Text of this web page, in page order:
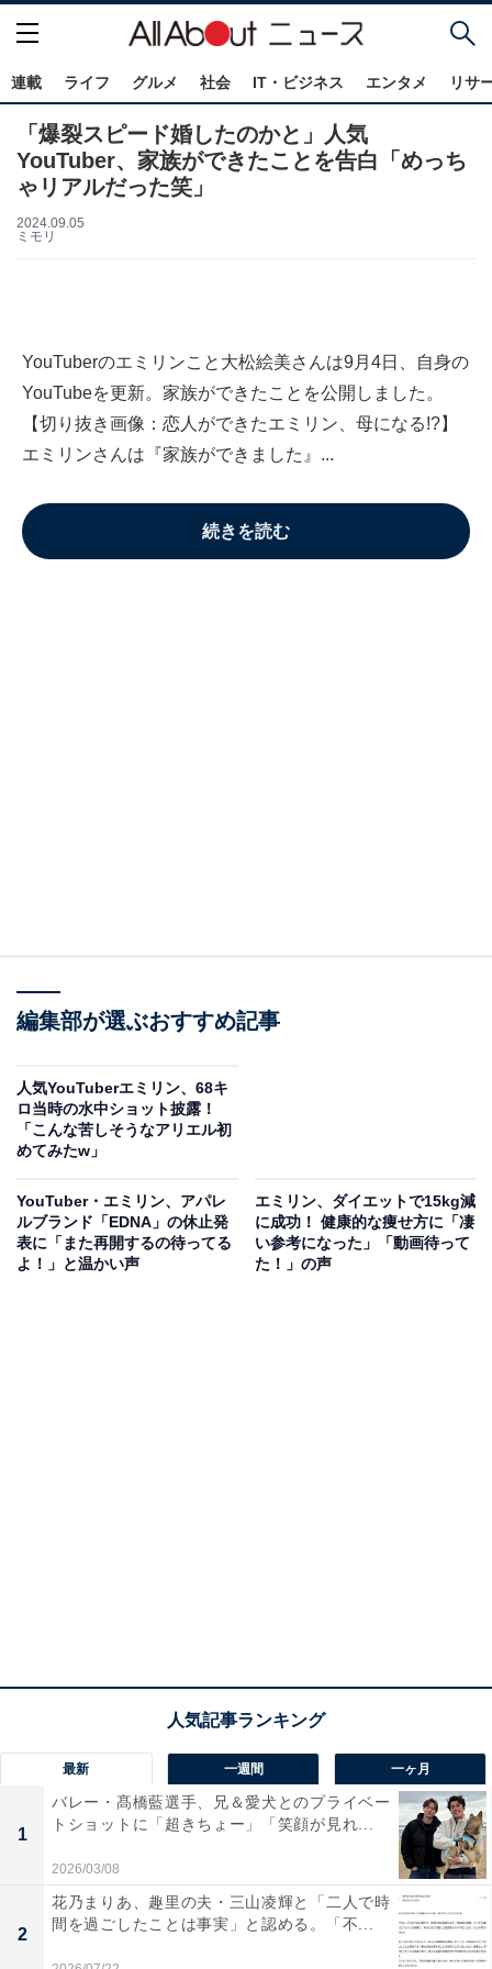
連載 ライフ グルメ 社会 IT・ビジネス エンタメ リサ
「爆裂スピード婚したのかと」人気
YouTuber、家族ができたことを告白「めっち
ゃリアルだった笑」
2024.09.05
ミモリ
YouTuberのエミリンこと大松絵美さんは9月4日、自身の
YouTubeを更新。家族ができたことを公開しました。
【切り抜き画像：恋人ができたエミリン、母になる!?】
エミリンさんは『家族ができました』...
続きを読む
編集部が選ぶおすすめ記事
人気YouTuberエミリン、68キ
ロ当時の水中ショット披露！
「こんな苦しそうなアリエル初
めてみたw」
YouTuber・エミリン、アパレ
ルブランド「EDNA」の休止発
表に「また再開するの待ってる
よ！」と温かい声
エミリン、ダイエットで15kg減
に成功！ 健康的な痩せ方に「凄
い参考になった」「動画待って
た！」の声
最新 一週間 一ヶ月
1
バレー・髙橋藍選手、兄＆愛犬とのプライベー
トショットに「超きちょー」「笑顔が見れ...
2026/03/08
2
花乃まりあ、趣里の夫・三山凌輝と「二人で時
間を過ごしたことは事実」と認める。「不...